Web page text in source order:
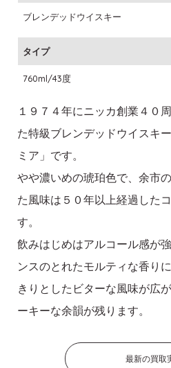
ブレンデッドウイスキー
タイプ
760ml/43度
１９７４年にニッカ創業４０
た特級ブレンデッドウイスキ
ミア」です。
やや濃いめの琥珀色で、余市
た風味は５０年以上経過した
す。
飲みはじめはアルコール感が
ンスのとれたモルティな香り
きりとしたビターな風味が広
ーキーな余韻が残ります。
最新の買取